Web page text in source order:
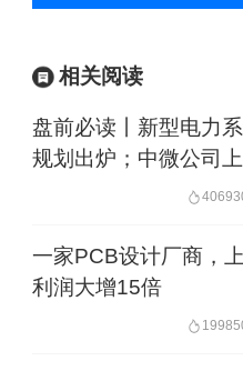
英维克开盘一字
季度实现营业收入
26.03%；归属于
为865.76万元，同
相关阅读
盘前必读丨新型电力
规划出炉；中微公司
40693
一家PCB设计厂商，
利润大增15倍
19985